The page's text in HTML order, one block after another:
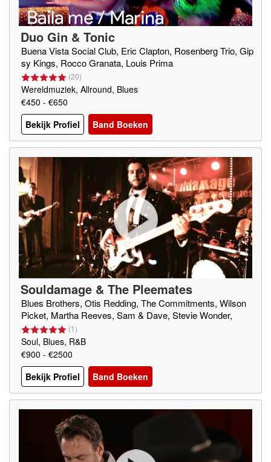
Duo Gin & Tonic
Buena Vista Social Club, Eric Clapton, Rosenberg Trio, Gip
sy Kings, Rocco Granata, Louis Prima
(20)
Wereldmuziek, Allround, Blues
€450 - €650
Bekijk Profiel
Band Boeken
Souldamage & The Pleemates
Blues Brothers, Otis Redding, The Commitments, Wilson
Picket, Martha Reeves, Sam & Dave, Stevie Wonder,
(1)
Soul, Blues, R&B
€900 - €2500
Bekijk Profiel
Band Boeken